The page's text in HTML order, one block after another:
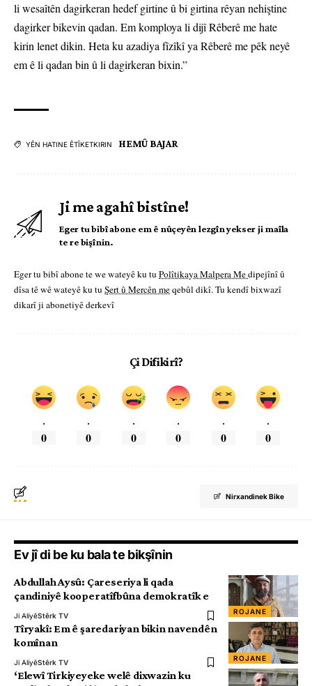
li wesaîtên dagirkeran hedef girtine û bi girtina rêyan nehiştine
dagirker bikevin qadan. Em komploya li dijî Rêberê me hate
kirin lenet dikin. Heta ku azadiya fîzîkî ya Rêberê me pêk neyê
em ê li qadan bin û li dagirkeran bixin.”
YÊN HATINE ÊTÎKETKIRIN HEMÛ BAJAR
Ji me agahî bistîne!
Eger tu bibî abone em ê nûçeyên lezgîn yekser ji maîla
te re bişînin.
Eger tu bibî abone te we wateyê ku tu Polîtikaya Malpera Medipejînî û
dîsa tê wê wateyê ku tu Şert û Mercên meqebûl dikî. Tu kendî bixwazî
dikarî ji abonetiyê derkevî
Çi Difikirî?
.
0
.
0
.
0
.
0
.
0
.
0
Nirxandinek Bike
Ev jî di be ku bala te bikşînin
ROJANE
Abdullah Aysû: Çareseriya li qada
çandiniyê kooperatîfbûna demokratîk e
Ji AliyêStêrk TV
ROJANE
Tîryakî: Em ê şaredariyan bikin navendên
komînan
Ji AliyêStêrk TV
‘Elewî Tirkiyeyeke welê dixwazin ku